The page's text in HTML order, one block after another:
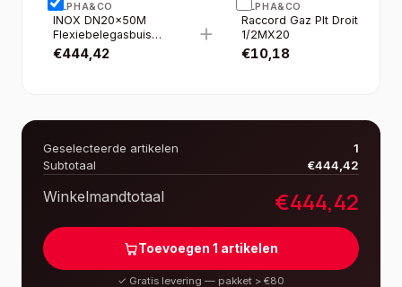
ALPHA&CO
INOX DN20×50M
Flexiebelegasbuis
Met Mantel
€444,42
+
ALPHA&CO
Raccord Gaz Plt Droit
1/2MX20
€10,18
Geselecteerde artikelen
1
Subtotaal
€444,42
Winkelmandtotaal €444,42
Toevoegen 1 artikelen
✓ Gratis levering — pakket > €80